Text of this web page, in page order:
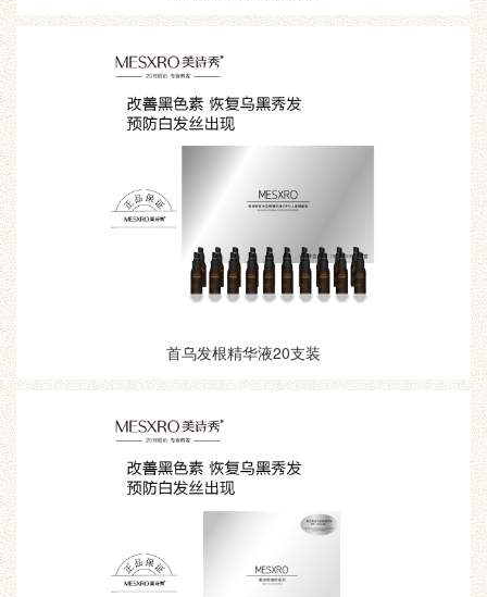
首乌发根精华液20支装